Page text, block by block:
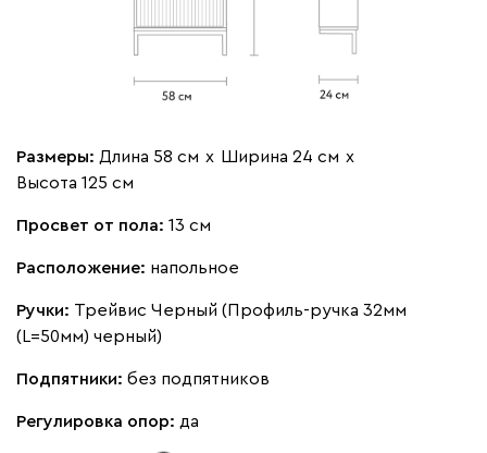
Размеры: Длина 58 см х Ширина 24 см х
Высота 125 см
Просвет от пола: 13 см
Расположение: напольное
Ручки: Трейвис Черный (Профиль-ручка 32мм
(L=50мм) черный)
Подпятники: без подпятников
Регулировка опор: да